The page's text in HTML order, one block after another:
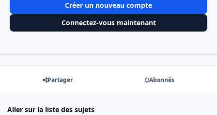
Créer un nouveau compte
Connectez-vous maintenant
Partager Abonnés
Aller sur la liste des sujets